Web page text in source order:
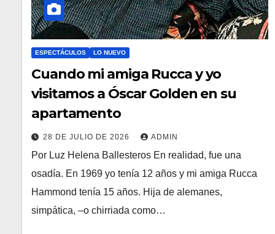
ESPECTÁCULOS LO NUEVO
Cuando mi amiga Rucca y yo
visitamos a Óscar Golden en su
apartamento
28 DE JULIO DE 2026 ADMIN
Por Luz Helena Ballesteros En realidad, fue una
osadía. En 1969 yo tenía 12 años y mi amiga Rucca
Hammond tenía 15 años. Hija de alemanes,
simpática, –o chirriada como…